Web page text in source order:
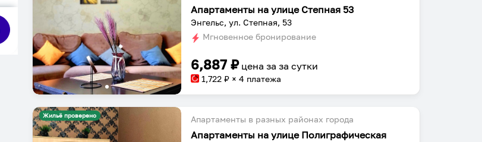
Апартаменты на улице Степная 53
Энгельс, ул. Степная, 53
Мгновенное бронирование
6,887 ₽ цена заза сутки
1,722 ₽ × 4 платежа
Жильё проверено Апартаменты в разных районах города
Апартаменты на улице Полиграфическая